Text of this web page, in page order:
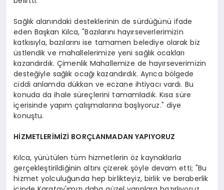
Sağlık alanındaki desteklerinin de sürdüğünü ifade
eden Başkan Kılca, "Bazılarını hayırseverlerimizin
katkısıyla, bazılarını ise tamamen belediye olarak biz
üstlendik ve mahallelerimize yeni sağlık ocakları
kazandırdık. Çimenlik Mahallemize de hayırseverimizin
desteğiyle sağlık ocağı kazandırdık. Ayrıca bölgede
ciddi anlamda dükkan ve eczane ihtiyacı vardı. Bu
konuda da ihale süreçlerini tamamladık. Kısa süre
içerisinde yapım çalışmalarına başlıyoruz." diye
konuştu.
HİZMETLERİMİZİ BORÇLANMADAN YAPIYORUZ
Kılca, yürütülen tüm hizmetlerin öz kaynaklarla
gerçekleştirildiğinin altını çizerek şöyle devam etti; "Bu
hizmet yolculuğunda hep birlikteyiz, birlik ve beraberlik